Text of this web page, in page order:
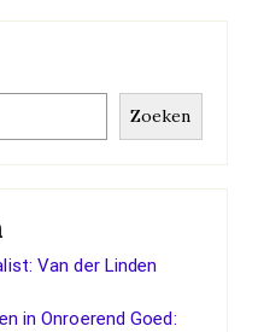
Zoeken
Van der Linden
in Onroerend Goed: